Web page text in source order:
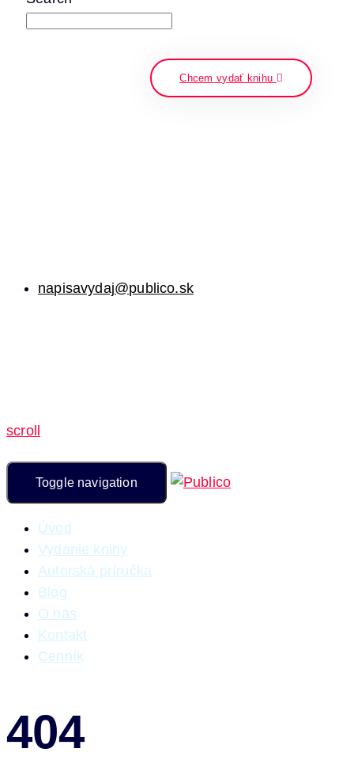
Chcem vydať knihu
napisavydaj@publico.sk
scroll
Toggle navigation
Úvod
Vydanie knihy
Autorská príručka
Blog
O nás
Kontakt
Cenník
404